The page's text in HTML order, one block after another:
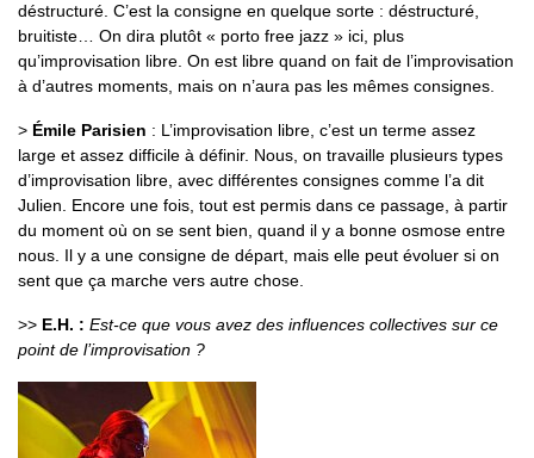
déstructuré. C’est la consigne en quelque sorte : déstructuré,
bruitiste… On dira plutôt « porto free jazz » ici, plus
qu’improvisation libre. On est libre quand on fait de l’improvisation
à d’autres moments, mais on n’aura pas les mêmes consignes.
> Émile Parisien : L’improvisation libre, c’est un terme assez
large et assez difficile à définir. Nous, on travaille plusieurs types
d’improvisation libre, avec différentes consignes comme l’a dit
Julien. Encore une fois, tout est permis dans ce passage, à partir
du moment où on se sent bien, quand il y a bonne osmose entre
nous. Il y a une consigne de départ, mais elle peut évoluer si on
sent que ça marche vers autre chose.
>> E.H. : Est-ce que vous avez des influences collectives sur ce
point de l’improvisation ?